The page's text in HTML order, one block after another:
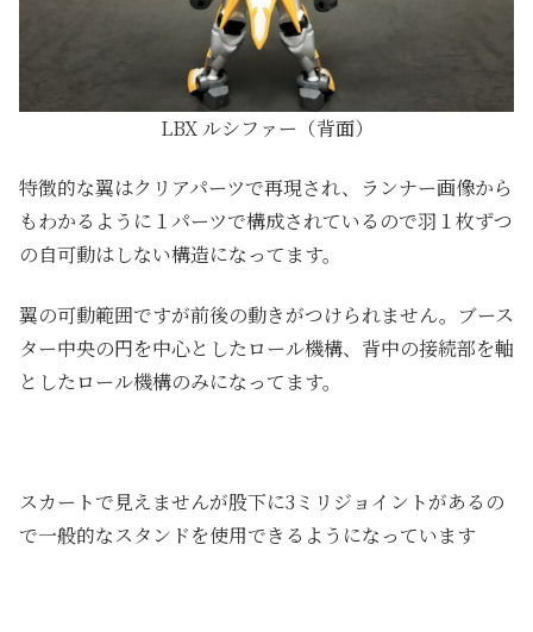
LBX ルシファー（背面）
特徴的な翼はクリアパーツで再現され、ランナー画像から
もわかるように１パーツで構成されているので羽１枚ずつ
の自可動はしない構造になってます。
翼の可動範囲ですが前後の動きがつけられません。ブース
ター中央の円を中心としたロール機構、背中の接続部を軸
としたロール機構のみになってます。
スカートで見えませんが股下に3ミリジョイントがあるの
で一般的なスタンドを使用できるようになっています